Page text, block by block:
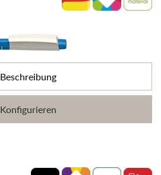
Beschreibung
Konfigurieren